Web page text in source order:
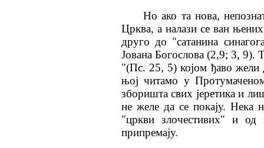
Но ако та нова,
Црква, а налази се ван
друго до "сатанина
Јована Богослова (2,9; 3, 9).
"(Пс. 25, 5) којом ђаво
њој читамо у
зборишта свих јеретика и
не желе да се покају. Нека
"цркви злочестивих" и од
припремају.